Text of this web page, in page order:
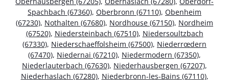
Spachbach (67360), Oberbronn (67110), Obenheim
(67230), Nothalten (67680), Nordhouse (67150), Nordheim
(67520), Niedersteinbach (67510), Niedersoultzbach
(67330), Niederschaeffolsheim (67500), Niederrœdern
(67470), Niedernai (67210), Niedermodern (67350),
Niederlauterbach (67630), Niederhausbergen (67207),
Niederhaslach (67280), Niederbronn-les-Bains (67110),